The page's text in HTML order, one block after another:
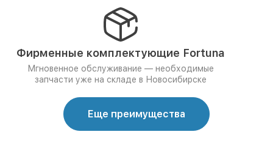
Фирменные комплектующие Fortuna
Мгновенное обслуживание — необходимые
запчасти уже на складе в Новосибирске
Еще преимущества